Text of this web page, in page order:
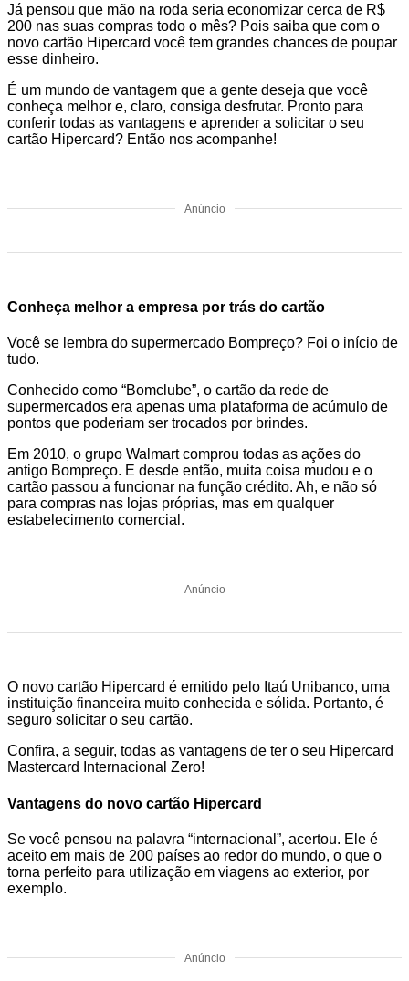
Já pensou que mão na roda seria economizar cerca de R$
200 nas suas compras todo o mês? Pois saiba que com o
novo cartão Hipercard você tem grandes chances de poupar
esse dinheiro.
É um mundo de vantagem que a gente deseja que você
conheça melhor e, claro, consiga desfrutar. Pronto para
conferir todas as vantagens e aprender a solicitar o seu
cartão Hipercard? Então nos acompanhe!
Anúncio
Conheça melhor a empresa por trás do cartão
Você se lembra do supermercado Bompreço? Foi o início de
tudo.
Conhecido como “Bomclube”, o cartão da rede de
supermercados era apenas uma plataforma de acúmulo de
pontos que poderiam ser trocados por brindes.
Em 2010, o grupo Walmart comprou todas as ações do
antigo Bompreço. E desde então, muita coisa mudou e o
cartão passou a funcionar na função crédito. Ah, e não só
para compras nas lojas próprias, mas em qualquer
estabelecimento comercial.
Anúncio
O novo cartão Hipercard é emitido pelo Itaú Unibanco, uma
instituição financeira muito conhecida e sólida. Portanto, é
seguro solicitar o seu cartão.
Confira, a seguir, todas as vantagens de ter o seu Hipercard
Mastercard Internacional Zero!
Vantagens do novo cartão Hipercard
Se você pensou na palavra “internacional”, acertou. Ele é
aceito em mais de 200 países ao redor do mundo, o que o
torna perfeito para utilização em viagens ao exterior, por
exemplo.
Anúncio